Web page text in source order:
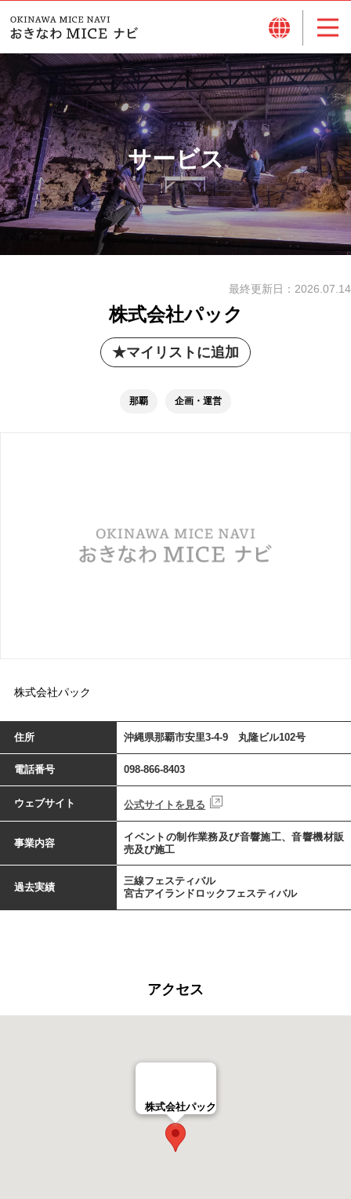
サービス
最終更新日： 2026.07.14
株式会社パック
マイリストに追加
那覇 企画・運営
株式会社パック
住所 沖縄県那覇市安里3-4-9 丸隆ビル102号
電話番号 098-866-8403
ウェブサイト 公式サイトを見る
事業内容
イベントの制作業務及び音響施工、音響機材販
売及び施工
過去実績
三線フェスティバル
宮古アイランドロックフェスティバル
アクセス
株式会社パック